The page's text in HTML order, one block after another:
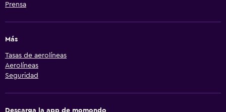
Prensa
Más
Tasas de aerolíneas
Aerolíneas
Seguridad
Descarga la app de momondo